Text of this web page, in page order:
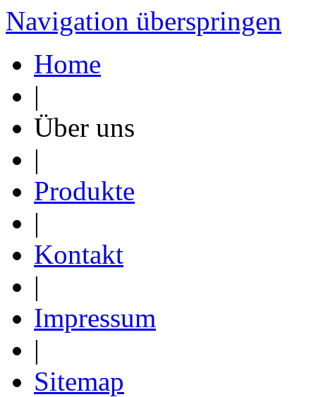
Navigation überspringen
Home
|
Über uns
|
Produkte
|
Kontakt
|
Impressum
|
Sitemap